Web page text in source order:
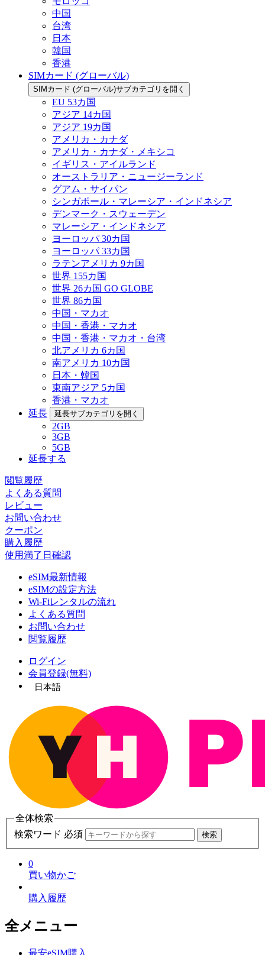
中国
台湾
日本
韓国
香港
SIMカード (グローバル)
SIMカード (グローバル)サブカテゴリを開く
EU 53カ国
アジア 14カ国
アジア 19カ国
アメリカ・カナダ
アメリカ・カナダ・メキシコ
イギリス・アイルランド
オーストラリア・ニュージーランド
グアム・サイパン
シンガポール・マレーシア・インドネシア
デンマーク・スウェーデン
マレーシア・インドネシア
ヨーロッパ 30カ国
ヨーロッパ 33カ国
ラテンアメリカ 9カ国
世界 155カ国
世界 26カ国 GO GLOBE
世界 86カ国
中国・マカオ
中国・香港・マカオ
中国・香港・マカオ・台湾
北アメリカ 6カ国
南アメリカ 10カ国
日本・韓国
東南アジア 5カ国
香港・マカオ
延長
延長サブカテゴリを開く
2GB
3GB
5GB
延長する
閲覧履歴
よくある質問
レビュー
お問い合わせ
クーポン
購入履歴
使用満了日確認
eSIM最新情報
eSIMの設定方法
Wi-Fiレンタルの流れ
よくある質問
お問い合わせ
閲覧履歴
ログイン
会員登録(無料)
日本語
全体検索
検索ワード 必須
検索
0
買い物かご
購入履歴
全メニュー
最安eSIM購入